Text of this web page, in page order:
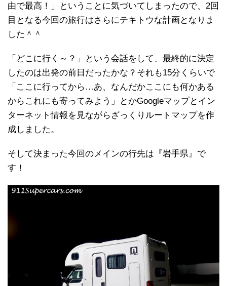
由で最高！」ということに気づいてしまったので、2回
目となる今回の旅行はさらにテキトウな計画となりま
した＾＾
「どこに行く～？」という会話をして、最終的に決定
したのは出発の前日だったかな？それも15分くらいで
「ここに行ってから…あ、なんだかここにも何かある
からこれにも寄ってみよう」とかGoogleマップとイン
ターネット情報を見ながらざっくりルートマップを作
成しました。
そして決まった今回のメインの行先は『岩手県』で
す！